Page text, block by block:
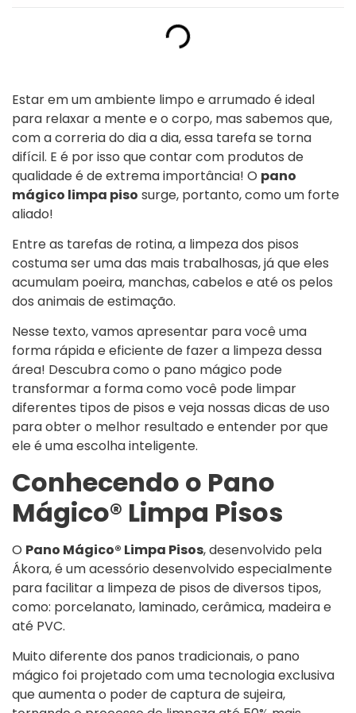
Estar em um ambiente limpo e arrumado é ideal
para relaxar a mente e o corpo, mas sabemos que,
com a correria do dia a dia, essa tarefa se torna
difícil. E é por isso que contar com produtos de
qualidade é de extrema importância! O pano
mágico limpa piso surge, portanto, como um forte
aliado!
Entre as tarefas de rotina, a limpeza dos pisos
costuma ser uma das mais trabalhosas, já que eles
acumulam poeira, manchas, cabelos e até os pelos
dos animais de estimação.
Nesse texto, vamos apresentar para você uma
forma rápida e eficiente de fazer a limpeza dessa
área! Descubra como o pano mágico pode
transformar a forma como você pode limpar
diferentes tipos de pisos e veja nossas dicas de uso
para obter o melhor resultado e entender por que
ele é uma escolha inteligente.
Conhecendo o Pano
Mágico® Limpa Pisos
O Pano Mágico® Limpa Pisos, desenvolvido pela
Ákora, é um acessório desenvolvido especialmente
para facilitar a limpeza de pisos de diversos tipos,
como: porcelanato, laminado, cerâmica, madeira e
até PVC.
Muito diferente dos panos tradicionais, o pano
mágico foi projetado com uma tecnologia exclusiva
que aumenta o poder de captura de sujeira,